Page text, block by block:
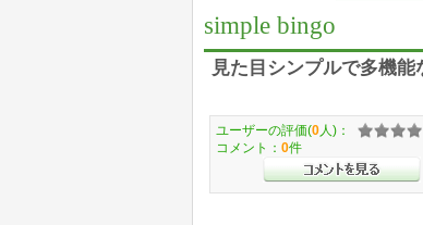
simple bingo
見た目シンプルで多機能
ユーザーの評価(0 人)：
コメント： 0件